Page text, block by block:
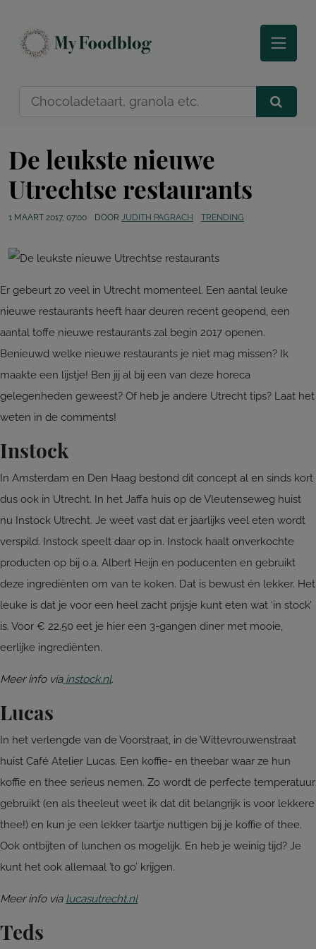
De leukste nieuwe
Utrechtse restaurants
1 MAART 2017, 07:00 DOOR JUDITH PAGRACH TRENDING
Er gebeurt zo veel in Utrecht momenteel. Een aantal leuke
nieuwe restaurants heeft haar deuren recent geopend, een
aantal toffe nieuwe restaurants zal begin 2017 openen.
Benieuwd welke nieuwe restaurants je niet mag missen? Ik
maakte een lijstje! Ben jij al bij een van deze horeca
gelegenheden geweest? Of heb je andere Utrecht tips? Laat het
weten in de comments!
Instock
In Amsterdam en Den Haag bestond dit concept al en sinds kort
dus ook in Utrecht. In het Jaffa huis op de Vleutenseweg huist
nu Instock Utrecht. Je weet vast dat er jaarlijks veel eten wordt
verspild. Instock speelt daar op in. Instock haalt onverkochte
producten op bij o.a. Albert Heijn en poducenten en gebruikt
deze ingrediënten om van te koken. Dat is bewust én lekker. Het
leuke is dat je voor een heel zacht prijsje kunt eten wat ‘in stock’
is. Voor € 22.50 eet je hier een 3-gangen diner met mooie,
eerlijke ingrediënten.
Meer info viainstock.nl.
Lucas
In het verlengde van de Voorstraat, in de Wittevrouwenstraat
huist Café Atelier Lucas. Een koffie- en theebar waar ze hun
koffie en thee serieus nemen. Zo wordt de perfecte temperatuur
gebruikt (en als theeleut weet ik dat dit belangrijk is voor lekkere
thee!) en kun je een lekker taartje nuttigen bij je koffie of thee.
Ook ontbijten of lunchen os mogelijk. En heb je weinig tijd? Je
kunt het ook allemaal ’to go’ krijgen.
Meer info via lucasutrecht.nl
Teds